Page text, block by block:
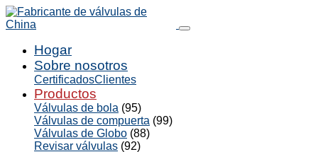
Hogar
Sobre nosotros
CertificadosClientes
Productos
Válvulas de bola (95)
Válvulas de compuerta (99)
Válvulas de Globo (88)
Revisar válvulas (92)